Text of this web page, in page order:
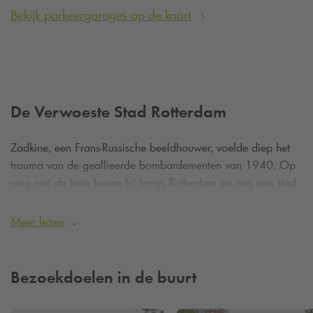
Bekijk parkeergarages op de kaart
De Verwoeste Stad Rotterdam
Zadkine, een Frans-Russische beeldhouwer, voelde diep het
trauma van de geallieerde bombardementen van 1940. Op
weg met de trein kwam hij langs Rotterdam en zag een stad
kreet van afschuw tegen de onmenselijke wreedheid”. Het
door de Bijenkorf.
Meer lezen
Bezoekdoelen in de buurt